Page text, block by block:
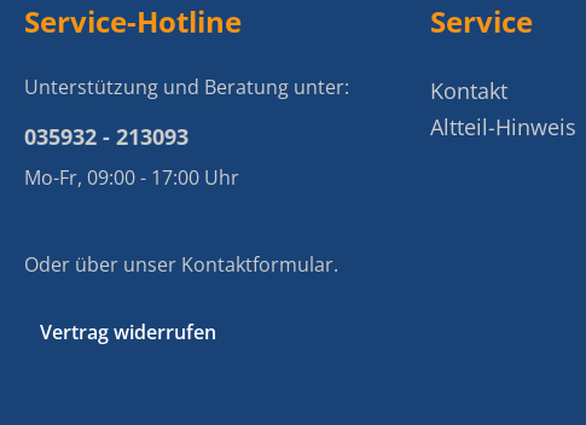
Service-Hotline
Unterstützung und Beratung unter:
035932 - 213093
Mo-Fr, 09:00 - 17:00 Uhr
Oder über unser Kontaktformular.
Vertrag widerrufen
Service
Kontakt
Altteil-Hinweis